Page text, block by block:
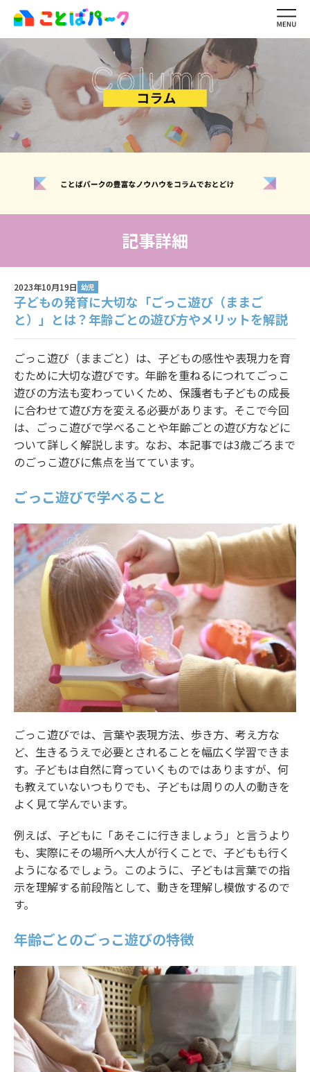
ことばパークの特長
生徒・保護者の声
ワーキングメモリとは？
レッスン内容・
料金
講師紹介
ご利用の
流れ
お問い合わせ
法人様ログイン
記事詳細
2023年10月19日 幼児
子どもの発育に大切な「ごっこ遊び（ままご
と）」とは？年齢ごとの遊び方やメリットを解説
ごっこ遊び（ままごと）は、子どもの感性や表現力を育
むために大切な遊びです。年齢を重ねるにつれてごっこ
遊びの方法も変わっていくため、保護者も子どもの成長
に合わせて遊び方を変える必要があります。そこで今回
は、ごっこ遊びで学べることや年齢ごとの遊び方などに
ついて詳しく解説します。なお、本記事では3歳ごろまで
のごっこ遊びに焦点を当てています。
ごっこ遊びで学べること
ごっこ遊びでは、言葉や表現方法、歩き方、考え方な
ど、生きるうえで必要とされることを幅広く学習できま
す。子どもは自然に育っていくものではありますが、何
も教えていないつもりでも、子どもは周りの人の動きを
よく見て学んでいます。
例えば、子どもに「あそこに行きましょう」と言うより
も、実際にその場所へ大人が行くことで、子どもも行く
ようになるでしょう。このように、子どもは言葉での指
示を理解する前段階として、動きを理解し模倣するので
す。
年齢ごとのごっこ遊びの特徴